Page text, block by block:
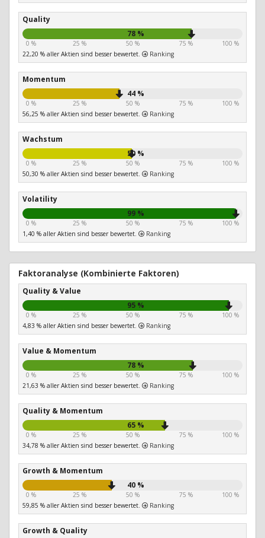
Quality
78 %
0 % 25 % 50 % 75 %
100 %
22,20 % aller Aktien sind besser bewertet.
Ranking
Momentum
44 %
0 % 25 % 50 % 75 %
100 %
56,25 % aller Aktien sind besser bewertet.
Ranking
Wachstum
50 %
0 % 25 % 50 % 75 %
100 %
50,30 % aller Aktien sind besser bewertet.
Ranking
Volatility
99 %
0 % 25 % 50 % 75 %
100 %
1,40 % aller Aktien sind besser bewertet.
Ranking
Faktoranalyse (Kombinierte Faktoren)
Quality & Value
95 %
0 % 25 % 50 % 75 %
100 %
4,83 % aller Aktien sind besser bewertet.
Ranking
Value & Momentum
78 %
0 % 25 % 50 % 75 %
100 %
21,63 % aller Aktien sind besser bewertet.
Ranking
Quality & Momentum
65 %
0 % 25 % 50 % 75 %
100 %
34,78 % aller Aktien sind besser bewertet.
Ranking
Growth & Momentum
40 %
0 % 25 % 50 % 75 %
100 %
59,85 % aller Aktien sind besser bewertet.
Ranking
Growth & Quality